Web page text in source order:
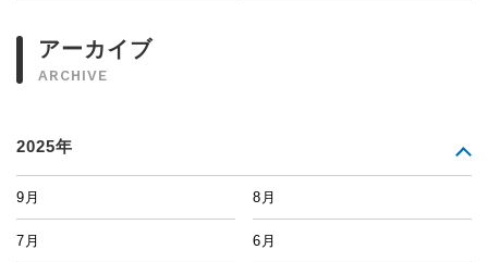
アーカイブ
ARCHIVE
2025年
9月 8月
7月 6月